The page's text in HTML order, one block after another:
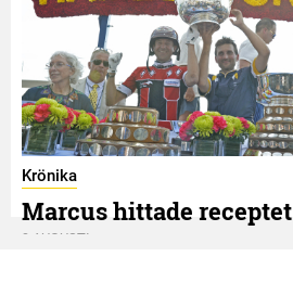
Krönika
Marcus hittade receptet
9 AUGUSTI